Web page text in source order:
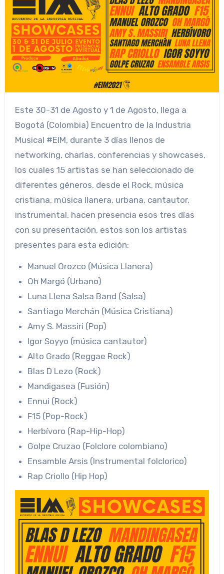
Este 30-31 de Agosto y 1 de Agosto, llega a
Bogotá (Colombia) Encuentro de la Industria
Musical #EIM, durante 3 días llenos de
networking, charlas, conferencias y showcases,
los cuales 15 artistas se han seleccionado de
diferentes géneros, desde el Rock, música
cristiana, música llanera, urbana, cantautor,
instrumental, hacen presencia esos tres días
con su presentación, estos son los artistas
presentes para esta edición:
Manuel Orozco (Música Llanera)
Oh Margó (Urbano)
Luna Llena Salsa Band (Salsa)
Santiago Merchán (Música Cristiana)
Amy S. Massiri (Pop)
Igor Soyyo (música cantautor)
Alto Grado (Reggae Rock)
Blas D Lezo (Rock)
Mandigasea (Fusión)
Ennui (Rock)
F15 (Pop-Rock)
Herbívoro (Rap-Hip-Hop)
Golpe Cruzao (Folclore colombiano)
Ensamble Arsis (Instrumental folclorico)
Rap Criollo (Hip Hop)